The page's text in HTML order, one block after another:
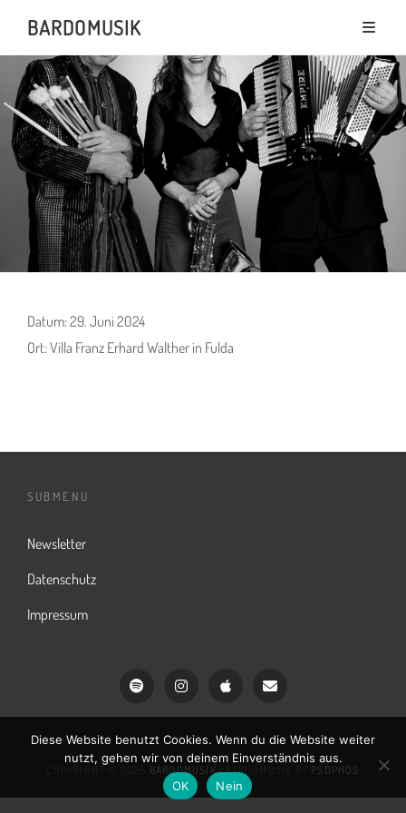
BARDOMUSIK
Datum:29. Juni 2024
Ort:Villa Franz Erhard Walther in Fulda
SUBMENU
Newsletter
Datenschutz
Impressum
Spotify InstagramiTunes Email
BARDOMUSIK |BARDOMUSIK BY PSOPHOS
Diese Website benutzt Cookies. Wenn du die Website weiter
nutzt, gehen wir von deinem Einverständnis aus.
OK
Nein